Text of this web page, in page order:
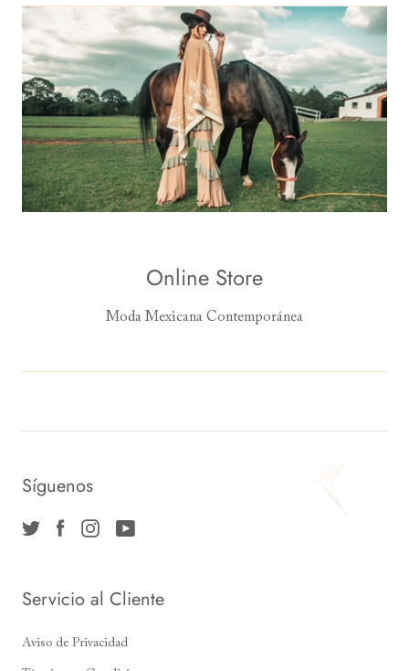
Online Store
Moda Mexicana Contemporánea
Síguenos
Servicio al Cliente
Aviso de Privacidad